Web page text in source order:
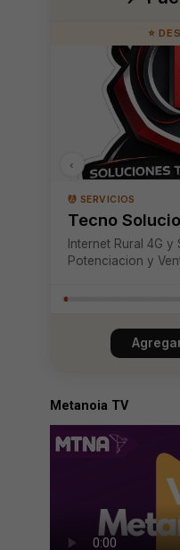
⭐
💆 SERVICIOS
Tecno
Internet Rural 4G y
Potenciacion y
‹
Metanoia TV